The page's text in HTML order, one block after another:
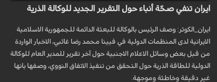
ايران تنفي صحّة أنباء حول التقرير الجديد للوكالة الذرية
ايران_الكوثر: وصف الرئيس بالوكالة للبعثة الدائمة للجمهورية الاسلامية
الايرانية لدى المنظمات الدولية في فيينا محمد رضا غائبي، الاخبار الواردة
من قبل بعض وسائل الاعلام الاجنبية حول آخر تقرير للمدير العام للوكالة
الدولية للطاقة الذرية حول التحقق من تنفيذ الاتفاق النووي، وصفها بانها
غير دقيقة وخاطئة وموجهة.